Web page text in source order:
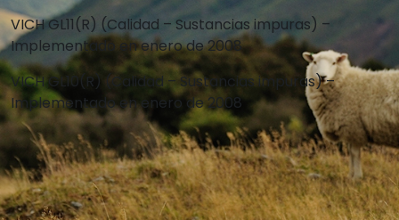
VICH GL11(R) (Calidad – Sustancias impuras) –
Implementado en enero de 2008
VICH GL10(R) (Calidad – Sustancias impuras) –
Implementado en enero de 2008